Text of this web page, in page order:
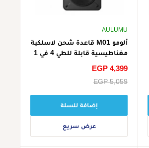
AULUMU
ألومو M01 قاعدة شحن لاسلكية
مغناطيسية قابلة للطي 4 في 1
سعر
EGP 4,399
سعر
EGP 5,059
إضافة للسلة
عرض سريع